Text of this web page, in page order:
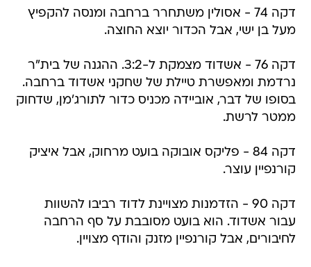
דקה 74 - אסולין משתחרר ברחבה ומנסה להקפיץ
מעל בן ישי, אבל הכדור יוצא החוצה.
דקה 76 - אשדוד מצמקת ל-3:2. ההגנה של בית"ר
נרדמת ומאפשרת טיילת של שחקני אשדוד ברחבה.
בסופו של דבר, אוביידה מכניס כדור לתורג'מן, שדחוק
ממטר לרשת.
דקה 84 - פליקס אובוקה בועט מרחוק, אבל איציק
קורנפיין עוצר.
דקה 90 - הזדמנות מצויינת לדוד רביבו להשוות
עבור אשדוד. הוא בועט מסובבת על סף הרחבה
לחיבורים, אבל קורנפיין מזנק והודף מצויין.